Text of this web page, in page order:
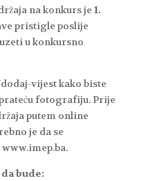
na konkurs je 1.
pristigle poslije
u konkursno
vijest kako biste
fotografiju. Prije
putem online
je da se
bude: